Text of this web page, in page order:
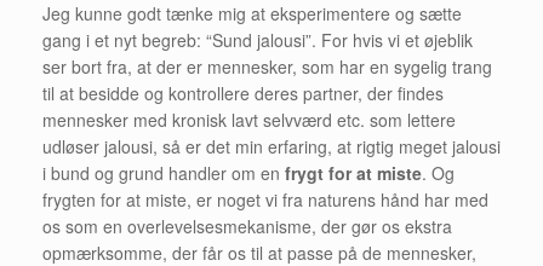
Jeg kunne godt tænke mig at eksperimentere og sætte
gang i et nyt begreb: “Sund jalousi”. For hvis vi et øjeblik
ser bort fra, at der er mennesker, som har en sygelig trang
til at besidde og kontrollere deres partner, der findes
mennesker med kronisk lavt selvværd etc. som lettere
udløser jalousi, så er det min erfaring, at rigtig meget jalousi
i bund og grund handler om en frygt for at miste. Og
frygten for at miste, er noget vi fra naturens hånd har med
os som en overlevelsesmekanisme, der gør os ekstra
opmærksomme, der får os til at passe på de mennesker,